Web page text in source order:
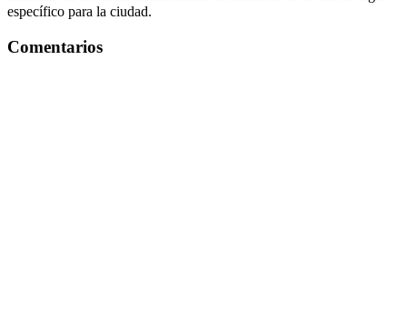
específico para la ciudad.
Comentarios